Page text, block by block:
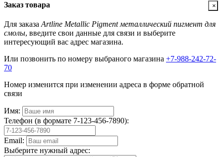
×
Заказ товара
Для заказаArtline Metallic Pigment металлический пигмент для
смолы, введите свои данные для связи и выберите
интересующий вас адрес магазина.
Или позвонить по номеру выбраного магазина +7-988-242-72-
70
Номер изменится при изменении адреса в форме обратной
связи
Имя:
Телефон (в формате 7-123-456-7890):
Email:
Выберите нужный адрес: